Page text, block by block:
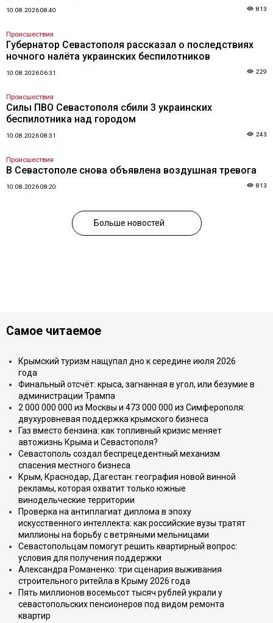
10.08.2026 08:40 813
Происшествия
Губернатор Севастополя рассказал о последствиях
ночного налёта украинских беспилотников
10.08.2026 06:31 229
Происшествия
Силы ПВО Севастополя сбили 3 украинских
беспилотника над городом
10.08.2026 08:31 243
Происшествия
В Севастополе снова объявлена воздушная тревога
10.08.2026 08:20 813
Больше новостей
Самое читаемое
Крымский туризм нащупал дно к середине июля 2026
года
Финальный отсчёт: крыса, загнанная в угол, или безумие в
администрации Трампа
2 000 000 000 из Москвы и 473 000 000 из Симферополя:
двухуровневая поддержка крымского бизнеса
Газ вместо бензина: как топливный кризис меняет
автожизнь Крыма и Севастополя?
Севастополь создал беспрецедентный механизм
спасения местного бизнеса
Крым, Краснодар, Дагестан: география новой винной
рекламы, которая охватит только южные
винодельческие территории
Проверка на антиплагиат диплома в эпоху
искусственного интеллекта: как российские вузы тратят
миллионы на борьбу с ветряными мельницами
Севастопольцам помогут решить квартирный вопрос:
условия для получения поддержки
Александра Романенко: три сценария выживания
строительного ритейла в Крыму 2026 года
Пять миллионов восемьсот тысяч рублей украли у
севастопольских пенсионеров под видом ремонта
квартир